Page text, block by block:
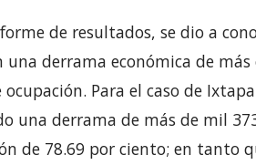
de resultados, se dio a
derrama económica de
Para el caso de
una derrama de más de mil
de 78.69 por ciento; en tanto